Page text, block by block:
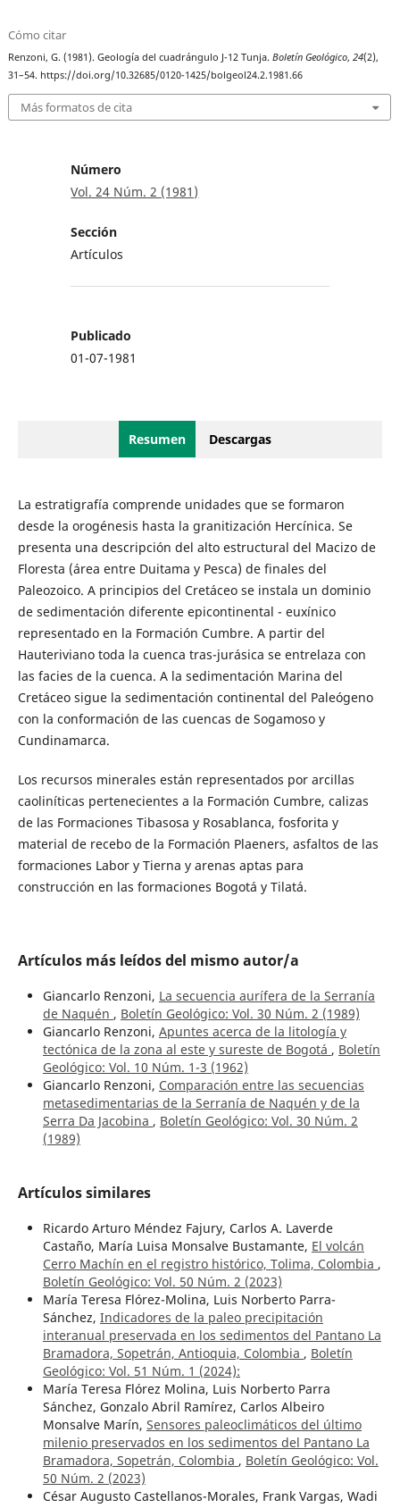
Cómo citar
Renzoni, G. (1981). Geología del cuadrángulo J-12 Tunja.Boletín Geológico,24(2),
31–54. https://doi.org/10.32685/0120-1425/bolgeol24.2.1981.66
Más formatos de cita
Número
Vol. 24 Núm. 2 (1981)
Sección
Artículos
Publicado
01-07-1981
Resumen Descargas
La estratigrafía comprende unidades que se formaron
desde la orogénesis hasta la granitización Hercínica. Se
presenta una descripción del alto estructural del Macizo de
Floresta (área entre Duitama y Pesca) de finales del
Paleozoico. A principios del Cretáceo se instala un dominio
de sedimentación diferente epicontinental - euxínico
representado en la Formación Cumbre. A partir del
Hauteriviano toda la cuenca tras-jurásica se entrelaza con
las facies de la cuenca. A la sedimentación Marina del
Cretáceo sigue la sedimentación continental del Paleógeno
con la conformación de las cuencas de Sogamoso y
Cundinamarca.
Los recursos minerales están representados por arcillas
caoliníticas pertenecientes a la Formación Cumbre, calizas
de las Formaciones Tibasosa y Rosablanca, fosforita y
material de recebo de la Formación Plaeners, asfaltos de las
formaciones Labor y Tierna y arenas aptas para
construcción en las formaciones Bogotá y Tilatá.
Artículos más leídos del mismo autor/a
Giancarlo Renzoni, La secuencia aurífera de la Serranía
de Naquén , Boletín Geológico: Vol. 30 Núm. 2 (1989)
Giancarlo Renzoni, Apuntes acerca de la litología y
tectónica de la zona al este y sureste de Bogotá , Boletín
Geológico: Vol. 10 Núm. 1-3 (1962)
Giancarlo Renzoni, Comparación entre las secuencias
metasedimentarias de la Serranía de Naquén y de la
Serra Da Jacobina , Boletín Geológico: Vol. 30 Núm. 2
(1989)
Artículos similares
Ricardo Arturo Méndez Fajury, Carlos A. Laverde
Castaño, María Luisa Monsalve Bustamante, El volcán
Cerro Machín en el registro histórico, Tolima, Colombia ,
Boletín Geológico: Vol. 50 Núm. 2 (2023)
María Teresa Flórez-Molina, Luis Norberto Parra-
Sánchez, Indicadores de la paleo precipitación
interanual preservada en los sedimentos del Pantano La
Bramadora, Sopetrán, Antioquia, Colombia , Boletín
Geológico: Vol. 51 Núm. 1 (2024):
María Teresa Flórez Molina, Luis Norberto Parra
Sánchez, Gonzalo Abril Ramírez, Carlos Albeiro
Monsalve Marín, Sensores paleoclimáticos del último
milenio preservados en los sedimentos del Pantano La
Bramadora, Sopetrán, Colombia , Boletín Geológico: Vol.
50 Núm. 2 (2023)
César Augusto Castellanos-Morales, Frank Vargas, Wadi